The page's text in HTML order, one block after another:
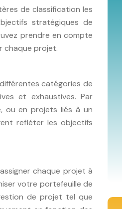
de classification les
stratégiques de
prendre en compte
chaque projet.
catégories de
et exhaustives. Par
ou en projets liés à un
refléter les objectifs
chaque projet à
votre portefeuille de
de projet tel que